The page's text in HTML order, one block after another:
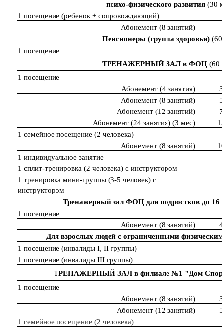
психо-физического развития (30
1 посещение (ребенок + сопровождающий)
Абонемент (8 занятий)
Пенсионеры (группа здоровья)
1 посещение
ТРЕНАЖЕРНЫЙ ЗАЛ в ФОЦ (60
1 посещение
Абонемент (4 занятия)
Абонемент (8 занятий)
Абонемент (12 занятий)
Абонемент (24 занятия) (3 мес)
1 семейное посещение (2 человека)
Абонемент (8 занятий)
1 индивидуальное занятие
1 сплит-тренировка (2 человека) с инструктором
1 тренировка мини-группы (3-5 человек) с
инструктором
Тренажерный зал ФОЦ для подростков до
1 посещение
Абонемент (8 занятий)
Для взрослых людей с ограниченными
1 посещение (инвалиды I, II группы)
1 посещение (инвалиды III группы)
ТРЕНАЖЕРНЫЙ ЗАЛ в филиале №1 "Дом
1 посещение
Абонемент (8 занятий)
Абонемент (12 занятий)
1 семейное посещение (2 человека)